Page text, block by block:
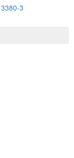
3380-3